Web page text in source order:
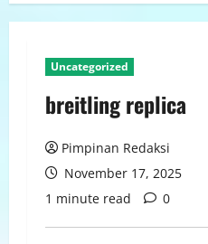
Uncategorized
breitling replica
Pimpinan Redaksi
November 17, 2025
1 minute read
0